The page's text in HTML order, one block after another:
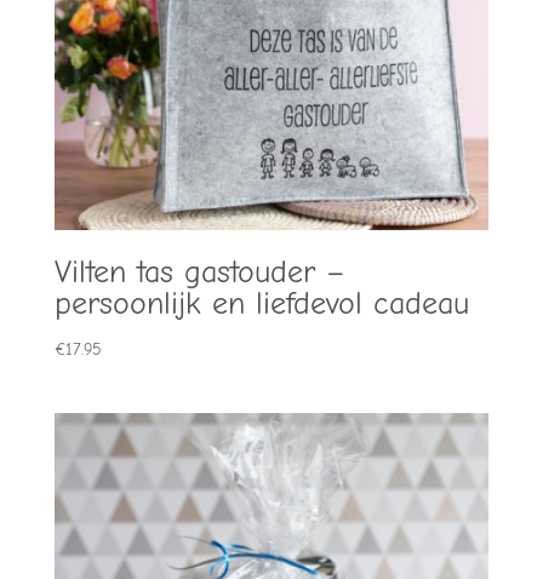
Vilten tas gastouder –
persoonlijk en liefdevol cadeau
€17.95